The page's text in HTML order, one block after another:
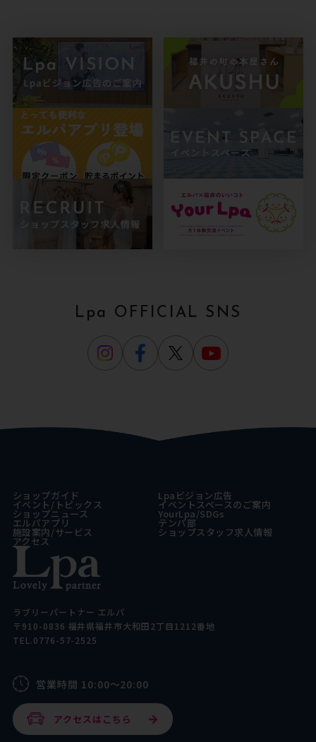
Lpa OFFICIAL SNS
ラブリーパートナー エルパ
〒910-0836 福井県福井市大和田2丁目1212番地
TEL.0776-57-2525
営業時間 10:00～20:00
アクセスはこちら
ショップガイド Lpaビジョン広告
イベント/トピックス イベントスペースのご案内
ショップニュース YourLpa/SDGs
エルパアプリ テンパ部
施設案内/サービス ショップスタッフ求人情報
アクセス